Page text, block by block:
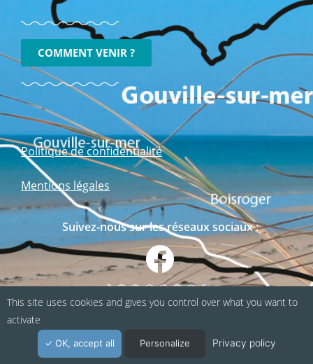
COMMENT VENIR ?
Politique de confidentialité
Mentions légales
Suivez-nous sur les réseaux sociaux :
This site uses cookies and gives you control over what you want to
activate
OK, accept all Personalize Privacy policy